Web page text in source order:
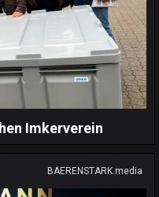
Imkerverein
BAERENSTARK.media